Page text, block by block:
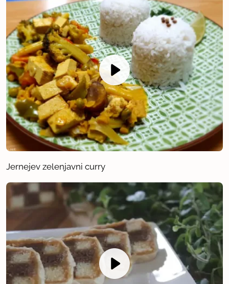
Jernejev zelenjavni curry